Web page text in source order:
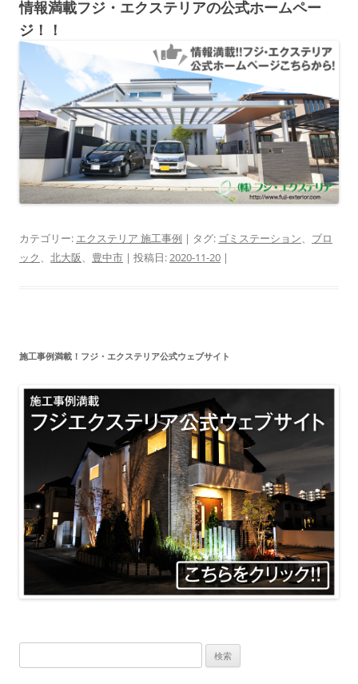
情報満載フジ・エクステリアの公式ホームペー
ジ！！
カテゴリー: エクステリア 施工事例 | タグ: ゴミステーション、 ブロ
ック、 北大阪、 豊中市 | 投稿日:2020-11-20 |
施工事例満載！フジ・エクステリア公式ウェブサイト
索: